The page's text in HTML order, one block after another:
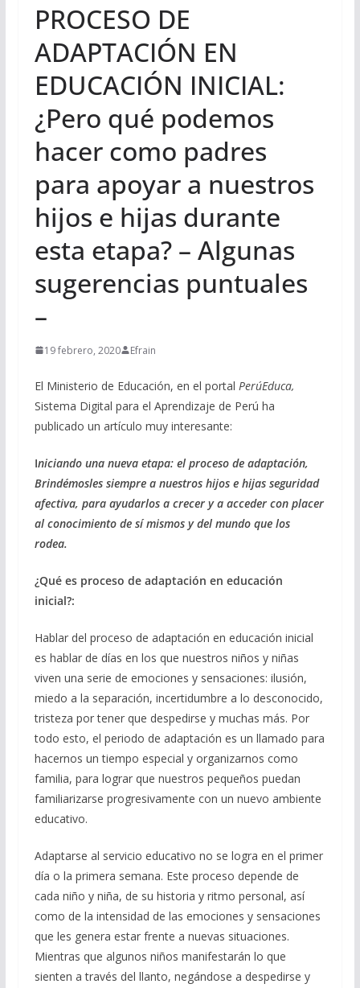
PROCESO DE
ADAPTACIÓN EN
EDUCACIÓN INICIAL:
¿Pero qué podemos
hacer como padres
para apoyar a nuestros
hijos e hijas durante
esta etapa? – Algunas
sugerencias puntuales
–
19 febrero, 2020 Efrain
El Ministerio de Educación, en el portal PerúEduca,
Sistema Digital para el Aprendizaje de Perú ha
publicado un artículo muy interesante:
Iniciando una nueva etapa: el proceso de adaptación,
Brindémosles siempre a nuestros hijos e hijas seguridad
afectiva, para ayudarlos a crecer y a acceder con placer
al conocimiento de sí mismos y del mundo que los
rodea.
¿Qué es proceso de adaptación en educación
inicial?:
Hablar del proceso de adaptación en educación inicial
es hablar de días en los que nuestros niños y niñas
viven una serie de emociones y sensaciones: ilusión,
miedo a la separación, incertidumbre a lo desconocido,
tristeza por tener que despedirse y muchas más. Por
todo esto, el periodo de adaptación es un llamado para
hacernos un tiempo especial y organizarnos como
familia, para lograr que nuestros pequeños puedan
familiarizarse progresivamente con un nuevo ambiente
educativo.
Adaptarse al servicio educativo no se logra en el primer
día o la primera semana. Este proceso depende de
cada niño y niña, de su historia y ritmo personal, así
como de la intensidad de las emociones y sensaciones
que les genera estar frente a nuevas situaciones.
Mientras que algunos niños manifestarán lo que
sienten a través del llanto, negándose a despedirse y